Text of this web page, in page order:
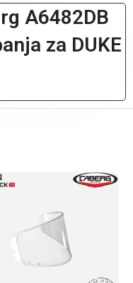
A6482DB
za DUKE